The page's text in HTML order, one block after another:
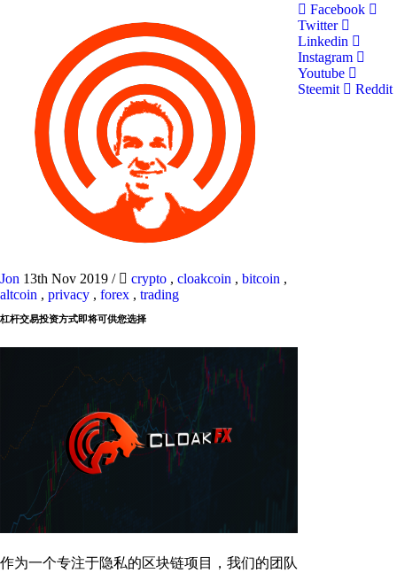
Jon 13th Nov 2019 / crypto , cloakcoin , bitcoin ,
altcoin , privacy , forex , trading
杠杆交易投资方式即将可供您选择
作为一个专注于隐私的区块链项目，我们的团队
Facebook
Twitter
Linkedin
Instagram
Youtube
Steemit
Reddit